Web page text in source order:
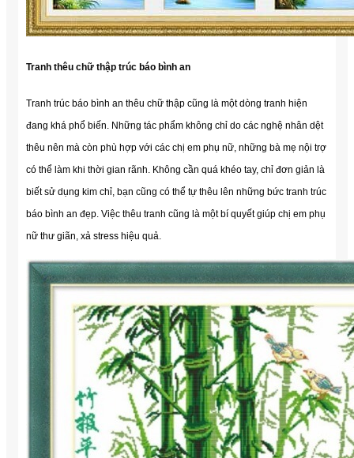
Tranh thêu chữ thập trúc báo bình an
Tranh trúc báo bình an thêu chữ thập cũng là một dòng tranh hiện
đang khá phổ biến. Những tác phẩm không chỉ do các nghệ nhân dệt
thêu nên mà còn phù hợp với các chị em phụ nữ, những bà mẹ nội trợ
có thể làm khi thời gian rãnh. Không cần quá khéo tay, chỉ đơn giản là
biết sử dụng kim chỉ, bạn cũng có thể tự thêu lên những bức tranh trúc
báo bình an đẹp. Việc thêu tranh cũng là một bí quyết giúp chị em phụ
nữ thư giãn, xả stress hiệu quả.